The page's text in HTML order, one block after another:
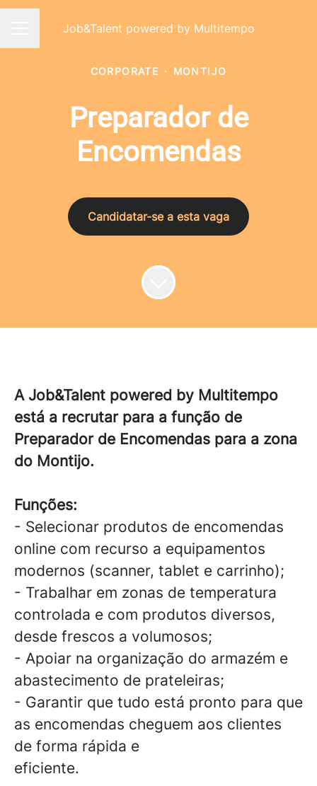
Menu de carreiras
Job&Talent powered by Multitempo
CORPORATE · MONTIJO
Preparador de
Encomendas
Candidatar-se a esta vaga
A Job&Talent powered by Multitempo
está a recrutar para a função de
Preparador de Encomendas para a zona
do Montijo.
Funções:
- Selecionar produtos de encomendas
online com recurso a equipamentos
modernos (scanner, tablet e carrinho);
- Trabalhar em zonas de temperatura
controlada e com produtos diversos,
desde frescos a volumosos;
- Apoiar na organização do armazém e
abastecimento de prateleiras;
- Garantir que tudo está pronto para que
as encomendas cheguem aos clientes
de forma rápida e
eficiente.